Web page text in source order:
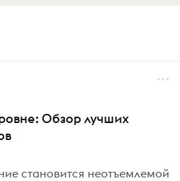
Обзор лучших
становится неотъемлемой